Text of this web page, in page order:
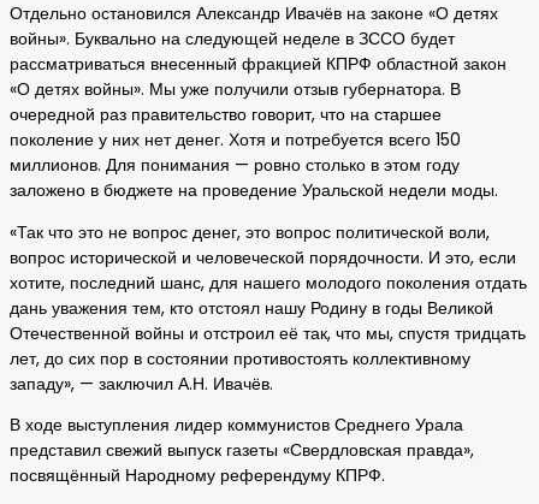
Отдельно остановился Александр Ивачёв на законе «О детях
войны». Буквально на следующей неделе в ЗССО будет
рассматриваться внесенный фракцией КПРФ областной закон
«О детях войны». Мы уже получили отзыв губернатора. В
очередной раз правительство говорит, что на старшее
поколение у них нет денег. Хотя и потребуется всего 150
миллионов. Для понимания — ровно столько в этом году
заложено в бюджете на проведение Уральской недели моды.
«Так что это не вопрос денег, это вопрос политической воли,
вопрос исторической и человеческой порядочности. И это, если
хотите, последний шанс, для нашего молодого поколения отдать
дань уважения тем, кто отстоял нашу Родину в годы Великой
Отечественной войны и отстроил её так, что мы, спустя тридцать
лет, до сих пор в состоянии противостоять коллективному
западу», — заключил А.Н. Ивачёв.
В ходе выступления лидер коммунистов Среднего Урала
представил свежий выпуск газеты «Свердловская правда»,
посвящённый Народному референдуму КПРФ.